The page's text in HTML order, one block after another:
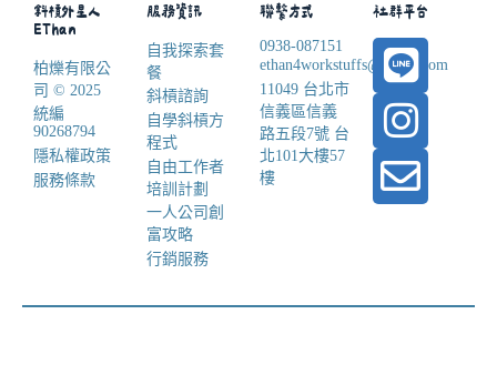
斜槓外星人
EThan
柏爍有限公
司 © 2025
統編
90268794
隱私權政策
服務條款
服務資訊
自我探索套
餐
斜槓諮詢
自學斜槓方
程式
自由工作者
培訓計劃
一人公司創
富攻略
行銷服務
聯繫方式
0938-087151
ethan4workstuffs@gmail.com
11049 台北市
信義區信義
路五段7號 台
北101大樓57
樓
社群平台